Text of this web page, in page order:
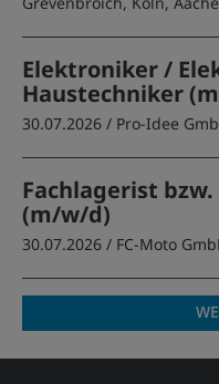
Elektroniker /
Haustechniker
30.07.2026 / Pro-Idee
Fachlagerist
(m/w/d)
30.07.2026 / FC-Moto